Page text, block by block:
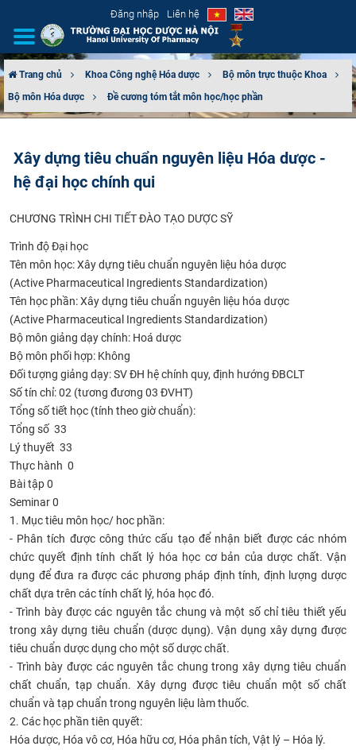
Đăng nhập Liên hệ
GIỚI THIỆU
TUYỂN SINH
ĐÀO TẠO
ĐẢM BẢO CHẤT LƯỢNG
KHOA HỌC CÔNG NGHỆ
HTQT
CỰU NGƯỜI HỌC
Trang chủ Khoa Công nghệ Hóa dược
Bộ môn trực thuộc Khoa
Bộ môn Hóa dược
Đề cương tóm tắt môn học/học phần
Xây dựng tiêu chuẩn nguyên liệu Hóa dược -
hệ đại học chính qui
CHƯƠNG TRÌNH CHI TIẾT ĐÀO TẠO DƯỢC SỸ
Trình độ Đại học
Tên môn học:Xây dựng tiêu chuẩn nguyên liệu hóa dược
(Active Pharmaceutical Ingredients Standardization)
Tên học phần:Xây dựng tiêu chuẩn nguyên liệu hóa dược
(Active Pharmaceutical Ingredients Standardization)
Bộ môn giảng dạy chính: Hoá dược
Bộ môn phối hợp: Không
Đối tượng giảng dạy:SV ĐH hệ chính quy, định hướng ĐBCLT
Số tín chỉ:02 (tương đương 03 ĐVHT)
Tổng số tiết học (tính theo giờ chuẩn):
Tổng số 33
Lý thuyết 33
Thực hành 0
Bài tập 0
Seminar 0
1. Mục tiêu môn học/ hoc phần:
- Phân tích được công thức cấu tạo để nhận biết được các nhóm
chức quyết định tính chất lý hóa học cơ bản của dược chất. Vận
dụng để đưa ra được các phương pháp định tính, định lượng dược
chất dựa trên các tính chất lý, hóa học đó.
- Trình bày được các nguyên tắc chung và một số chỉ tiêu thiết yếu
trong xây dựng tiêu chuẩn (dược dụng). Vận dụng xây dựng được
tiêu chuẩn dược dụng cho một số dược chất.
- Trình bày được các nguyên tắc chung trong xây dựng tiêu chuẩn
chất chuẩn, tạp chuẩn. Xây dựng được tiêu chuẩn một số chất
chuẩn và tạp chuẩn trong nguyên liệu làm thuốc.
2. Các học phần tiên quyết:
Hóa dược, Hóa vô cơ, Hóa hữu cơ, Hóa phân tích, Vật lý – Hóa lý.